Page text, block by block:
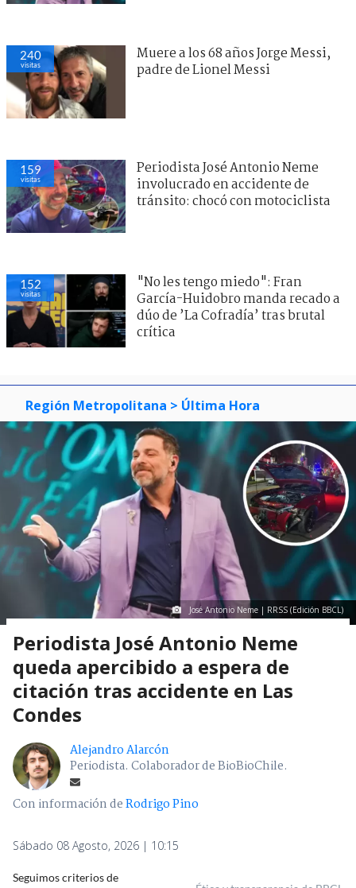
240
visitas
Muere a los 68 años Jorge Messi,
padre de Lionel Messi
159
visitas
Periodista José Antonio Neme
involucrado en accidente de
tránsito: chocó con motociclista
152
visitas
"No les tengo miedo": Fran
García-Huidobro manda recado a
dúo de ’La Cofradía’ tras brutal
crítica
Región Metropolitana > Última Hora
José Antonio Neme | RRSS (Edición BBCL)
Periodista José Antonio Neme
queda apercibido a espera de
citación tras accidente en Las
Condes
Alejandro Alarcón
Periodista. Colaborador de BioBioChile.
Con información deRodrigo Pino
Sábado 08 Agosto, 2026 | 10:15
Seguimos criterios de